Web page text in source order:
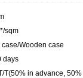
sqm
case/Wooden case
days
T(50% in advance,